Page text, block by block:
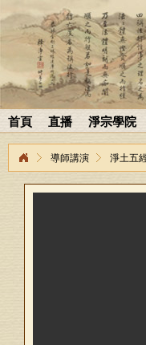
首頁 直播 淨宗學院
導師講演 淨土五